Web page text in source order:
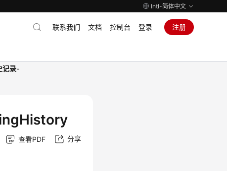
Intl-简体中文
联系我们 文档 控制台 登录 注册
记录-
查看PDF 分享